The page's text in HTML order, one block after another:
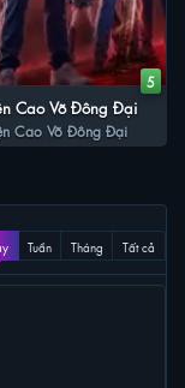
5
Cao Võ Đông Đại
Cao Võ Đông Đại
Tuần Tháng Tất cả